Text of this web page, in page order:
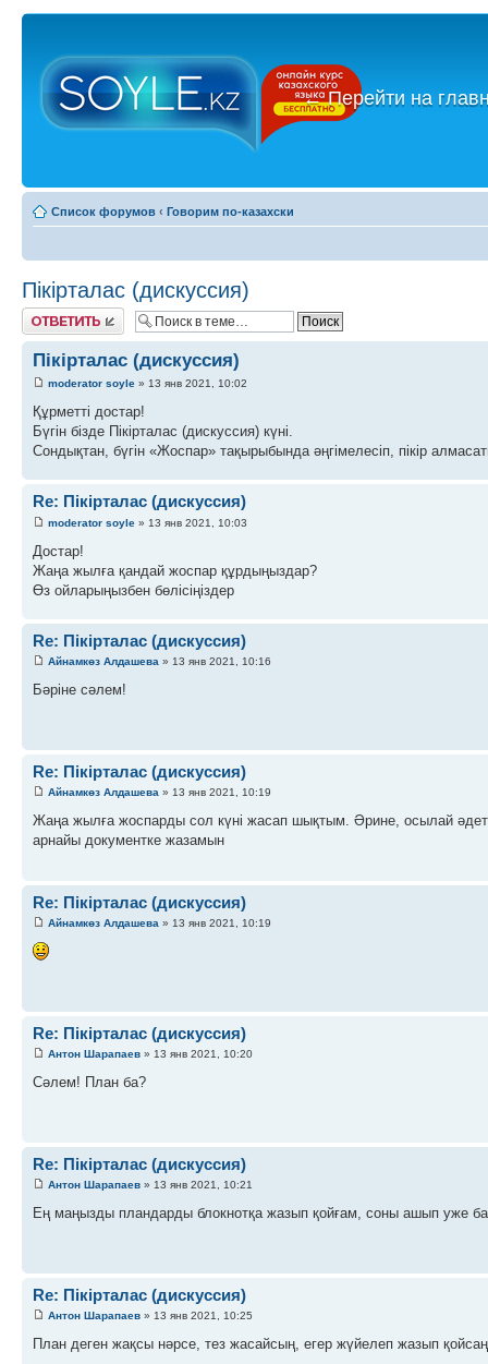
←Перейти на
Список форумов ‹ Говорим по-казахски
Пікірталас (дискуссия)
Ответить
Пікірталас (дискуссия)
moderator soyle » 13 янв 2021, 10:02
Құрметті достар!
Бүгін бізде Пікірталас (дискуссия) күні.
Сондықтан, бүгін «Жоспар» тақырыбында әңгімелесіп, пікір
Re: Пікірталас (дискуссия)
moderator soyle » 13 янв 2021, 10:03
Достар!
Жаңа жылға қандай жоспар құрдыңыздар?
Өз ойларыңызбен бөлісіңіздер
Re: Пікірталас (дискуссия)
Айнамкөз Алдашева » 13 янв 2021, 10:16
Бәріне сәлем!
Re: Пікірталас (дискуссия)
Айнамкөз Алдашева » 13 янв 2021, 10:19
Жаңа жылға жоспарды сол күні жасап шықтым. Әрине, осылай
арнайы документке жазамын
Re: Пікірталас (дискуссия)
Айнамкөз Алдашева » 13 янв 2021, 10:19
Re: Пікірталас (дискуссия)
Антон Шарапаев » 13 янв 2021, 10:20
Сәлем! План ба?
Re: Пікірталас (дискуссия)
Антон Шарапаев » 13 янв 2021, 10:21
Ең маңызды пландарды блокнотқа жазып қойғам, соны ашып уже
Re: Пікірталас (дискуссия)
Антон Шарапаев » 13 янв 2021, 10:25
План деген жақсы нәрсе, тез жасайсың, егер жүйелеп жазып қойсаң